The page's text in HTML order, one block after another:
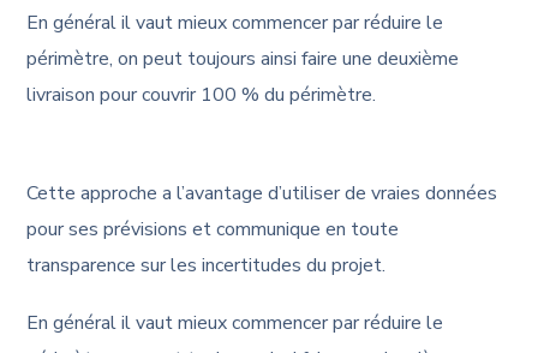
En général il vaut mieux commencer par réduire le
périmètre, on peut toujours ainsi faire une deuxième
livraison pour couvrir 100 % du périmètre.
Cette approche a l’avantage d’utiliser de vraies données
pour ses prévisions et communique en toute
transparence sur les incertitudes du projet.
En général il vaut mieux commencer par réduire le